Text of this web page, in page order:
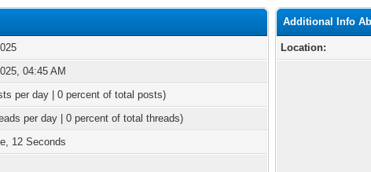
04:45 AM
per day | 0 percent of total posts)
per day | 0 percent of total threads)
12 Seconds
Additional Info
Location: